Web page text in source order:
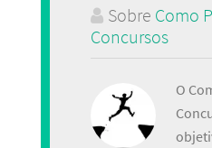
Sobre Como
Concursos
O